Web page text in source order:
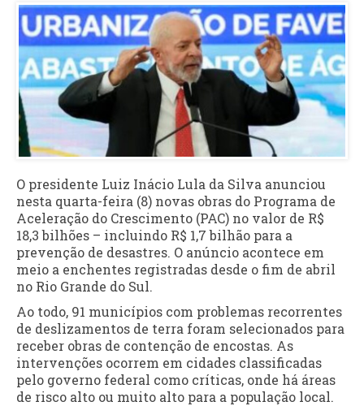
O presidente Luiz Inácio Lula da Silva anunciou
nesta quarta-feira (8) novas obras do Programa de
Aceleração do Crescimento (PAC) no valor de R$
18,3 bilhões – incluindo R$ 1,7 bilhão para a
prevenção de desastres. O anúncio acontece em
meio a enchentes registradas desde o fim de abril
no Rio Grande do Sul.
Ao todo, 91 municípios com problemas recorrentes
de deslizamentos de terra foram selecionados para
receber obras de contenção de encostas. As
intervenções ocorrem em cidades classificadas
pelo governo federal como críticas, onde há áreas
de risco alto ou muito alto para a população local.